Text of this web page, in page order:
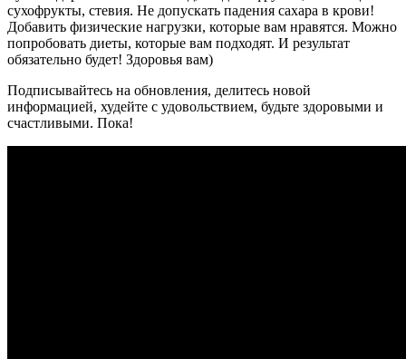
сухофрукты, стевия. Не допускать падения сахара в крови!
Добавить физические нагрузки, которые вам нравятся. Можно
попробовать диеты, которые вам подходят. И результат
обязательно будет! Здоровья вам)
Подписывайтесь на обновления, делитесь новой
информацией, худейте с удовольствием, будьте здоровыми и
счастливыми. Пока!